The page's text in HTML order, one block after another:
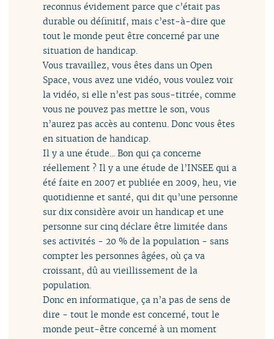
reconnus évidement parce que c’était pas
durable ou définitif, mais c’est-à-dire que
tout le monde peut être concerné par une
situation de handicap.
Vous travaillez, vous êtes dans un Open
Space, vous avez une vidéo, vous voulez voir
la vidéo, si elle n’est pas sous-titrée, comme
vous ne pouvez pas mettre le son, vous
n’aurez pas accès au contenu. Donc vous êtes
en situation de handicap.
Il y a une étude... Bon qui ça concerne
réellement ? Il y a une étude de l’INSEE qui a
été faite en 2007 et publiée en 2009, heu, vie
quotidienne et santé, qui dit qu’une personne
sur dix considère avoir un handicap et une
personne sur cinq déclare être limitée dans
ses activités - 20 % de la population - sans
compter les personnes âgées, où ça va
croissant, dû au vieillissement de la
population.
Donc en informatique, ça n’a pas de sens de
dire - tout le monde est concerné, tout le
monde peut-être concerné à un moment